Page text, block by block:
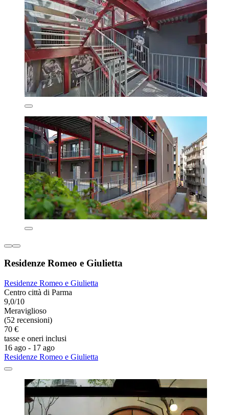
Residenze Romeo e Giulietta
Residenze Romeo e Giulietta
Centro città di Parma
9,0/10
Meraviglioso
(52 recensioni)
70 €
tasse e oneri inclusi
16 ago - 17 ago
Residenze Romeo e Giulietta